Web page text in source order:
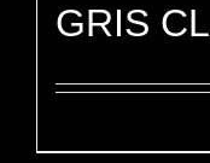
GRIS